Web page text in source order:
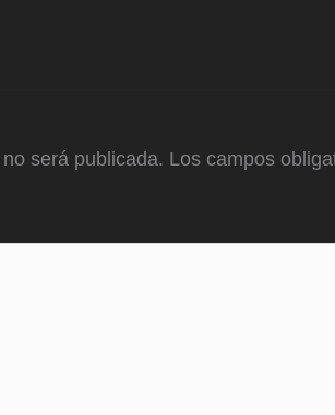
será publicada. Los campos